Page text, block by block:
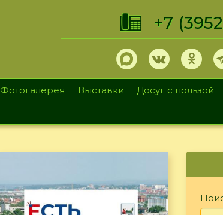
+7
Фотогалерея Выставки
Досуг с пользой